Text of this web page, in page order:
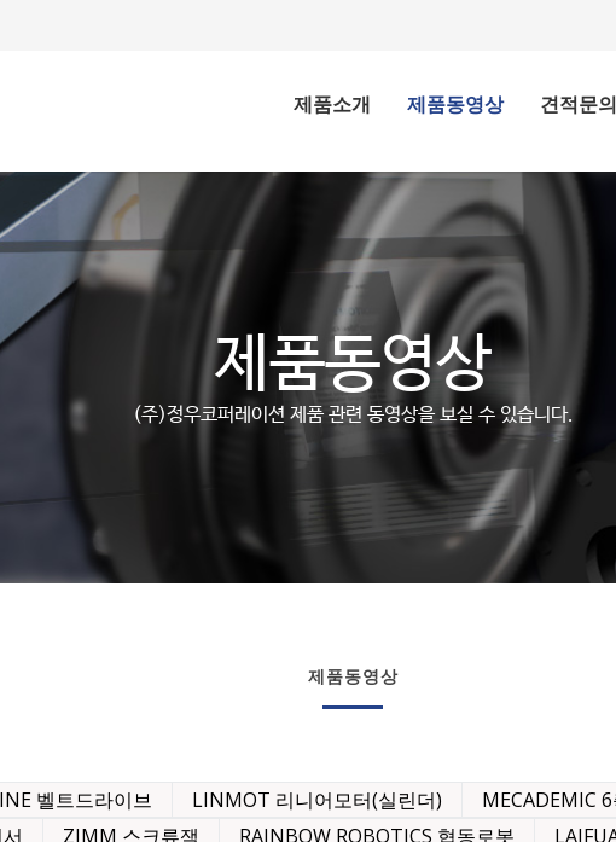
제품소개 제품동영상 견적문의
제품동영상
(주)정우코퍼레이션 제품 관련 동영상을 보실 수 있습니다.
제품동영상
벨트드라이브 LINMOT 리니어모터(실린더) MECADEMIC
ZIMM 스크류잭 RAINBOW ROBOTICS 협동로봇